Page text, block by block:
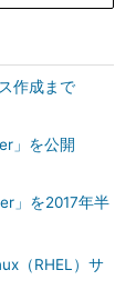
作成まで
」を公開
」を2017年半
（RHEL）サ